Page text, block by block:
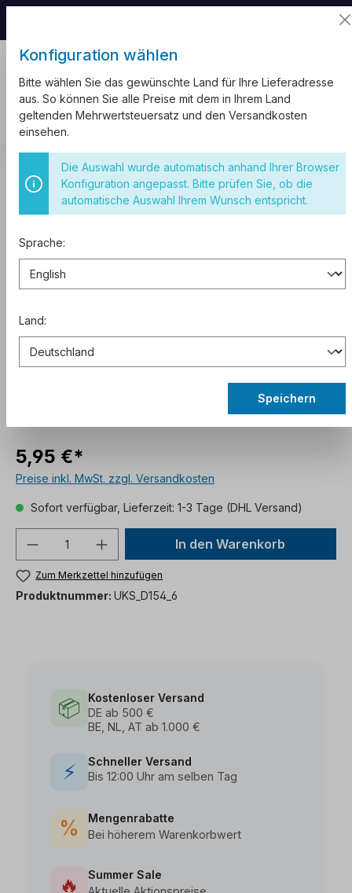
CEE Steckdosen Wandstecker IP44
IP44 16A 5P 400V 6h CEE
5,95 €*
Preise inkl. MwSt. zzgl. Versandkosten
Sofort verfügbar, Lieferzeit: 1-3 Tage (DHL Versand)
In den Warenkorb
Zum Merkzettel hinzufügen
Produktnummer: UKS_D154_6
📦
Kostenloser Versand
DE ab 500 €
BE, NL, AT ab 1.000 €
⚡
Schneller Versand
Bis 12:00 Uhr am selben Tag
%
Mengenrabatte
Bei höherem Warenkorbwert
🔥
Summer Sale
Konfiguration wählen
Bitte wählen Sie das gewünschte Land für Ihre Lieferadresse
aus. So können Sie alle Preise mit dem in Ihrem Land
geltenden Mehrwertsteuersatz und den Versandkosten
einsehen.
Die Auswahl wurde automatisch anhand Ihrer Browser
Konfiguration angepasst. Bitte prüfen Sie, ob die
automatische Auswahl Ihrem Wunsch entspricht.
Sprache:
Land:
Speichern